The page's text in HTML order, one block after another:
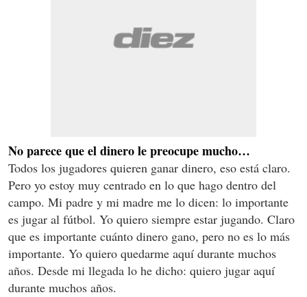
No parece que el dinero le preocupe mucho…
Todos los jugadores quieren ganar dinero, eso está claro.
Pero yo estoy muy centrado en lo que hago dentro del
campo. Mi padre y mi madre me lo dicen: lo importante
es jugar al fútbol. Yo quiero siempre estar jugando. Claro
que es importante cuánto dinero gano, pero no es lo más
importante. Yo quiero quedarme aquí durante muchos
años. Desde mi llegada lo he dicho: quiero jugar aquí
durante muchos años.